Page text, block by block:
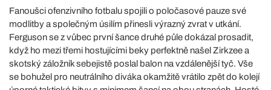
Fanoušci ofenzivního fotbalu spojili o poločasové pauze své
modlitby a společným úsilím přinesli výrazný zvrat v utkání.
Ferguson se z vůbec první šance druhé půle dokázal prosadit,
když ho mezi třemi hostujícími beky perfektně našel Zirkzee a
skotský záložník sebejistě poslal balon na vzdálenější tyč. Vše
se bohužel pro neutrálního diváka okamžitě vrátilo zpět do kolejí